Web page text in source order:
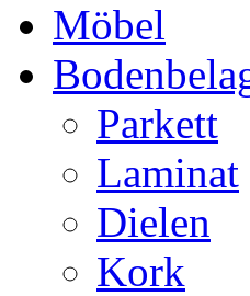
Möbel
Parkett
Laminat
Dielen
Kork